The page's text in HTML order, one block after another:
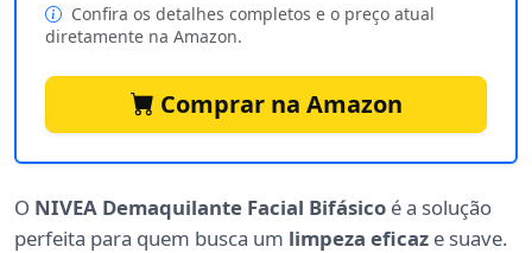
Confira os detalhes completos e o preço atual
diretamente na Amazon.
Comprar na Amazon
O NIVEA Demaquilante Facial Bifásico é a solução
perfeita para quem busca um limpeza eficaz e suave.